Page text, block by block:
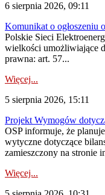
6 sierpnia 2026, 09:11
Komunikat o ogłoszeniu
Polskie Sieci
wielkości umożliwiające
prawna: art. 57...
Więcej...
5 sierpnia 2026, 15:11
Projekt Wymogów
OSP informuje, że
wytyczne dotyczące
zamieszczony na stronie
Więcej...